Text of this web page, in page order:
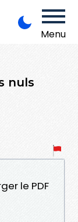
Menu
nuls
le PDF